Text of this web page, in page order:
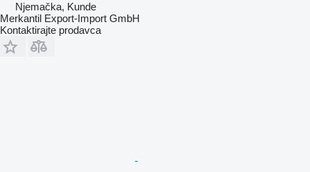
Njemačka, Kunde
Merkantil Export-Import GmbH
Kontaktirajte prodavca